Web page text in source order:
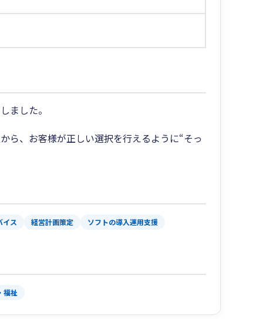
ました。
ら、お客様が正しい選択を行えるように“そっ
イス 経営計画策定 ソフトの導入運用支援
福祉